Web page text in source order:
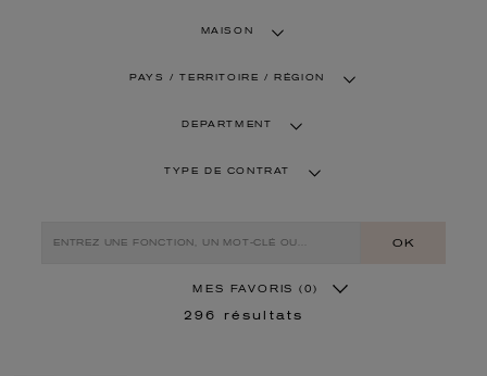
MAISON
PAYS / TERRITOIRE / RÉGION
DEPARTMENT
TYPE DE CONTRAT
OK
MES FAVORIS (0)
296 résultats